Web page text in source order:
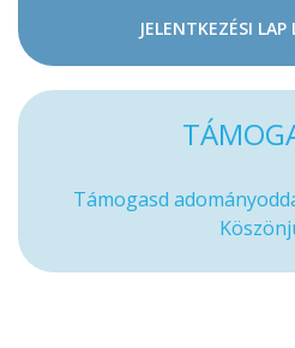
JELENTKEZÉSI
Támogasd